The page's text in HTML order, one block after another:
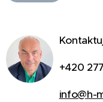
+420
info@h-